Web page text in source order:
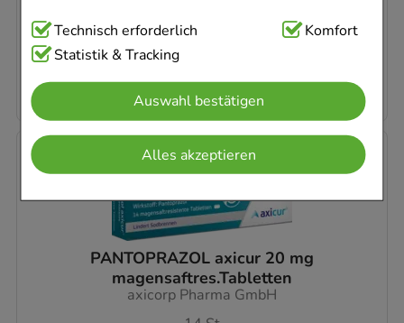
Technisch Notwendig:Hierbei handelt es sich um
Cookies, die für die Grundfunktionen unserer
Website notwendig sind (z.B. Navigation,
Warenkorb, Kundenkonto), weshalb auf diese nicht
verzichtet werden kann.
Komfort:Diese Cookies werden genutzt um das
Einkaufserlebnis noch ansprechender zu gestalten,
beispielsweise für die Wiedererkennung des
Besuchers oder unsere Seite an bevorzugte
Verhaltensweisen (z.B. Spracheinstellung)
anzupassen. Komfort-Cookies ermöglichen es uns
Technisch erforderlich
Komfort
Statistik & Tracking
Auswahl bestätigen
Alles akzeptieren
4,25 €¹
AVP: 13,27 €²
42,50 €pro 1 kg
PANTOPRAZOL axicur 20 mg
magensaftres.Tabletten
axicorp Pharma GmbH
-